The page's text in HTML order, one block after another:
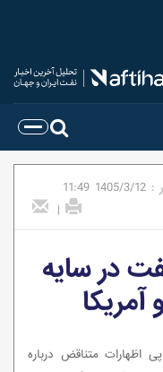
:
1405/3/12
11:49
|
در سایه
آمریکا
درصدی، در پی اظهارات متناقض درباره